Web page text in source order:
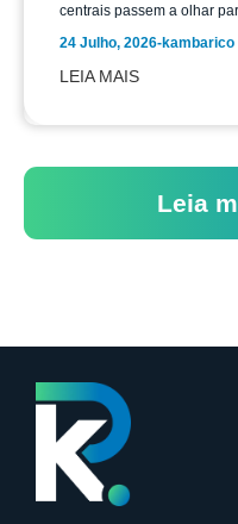
centrais passem a olhar
24 Julho, 2026-kambarico
LEIA MAIS
Leia